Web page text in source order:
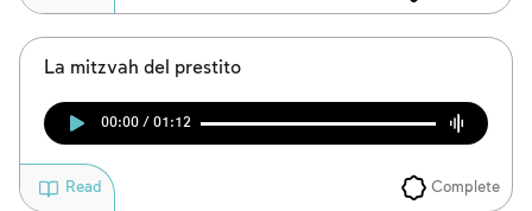
La mitzvah del prestito
00:00 / 01:12
Complete
Read